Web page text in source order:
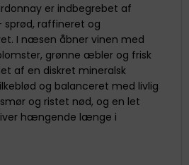
er indbegrebet af
sprød, raffineret og
I næsen åbner vinen med
grønne æbler og frisk
af en diskret mineralsk
og balanceret med livlig
og ristet nød, og en let
hængende længe i